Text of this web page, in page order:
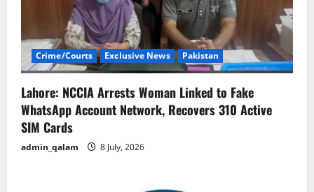
Crime/Courts Exclusive News Pakistan
Lahore: NCCIA Arrests Woman Linked to Fake
WhatsApp Account Network, Recovers 310 Active
SIM Cards
admin_qalam 8 July, 2026